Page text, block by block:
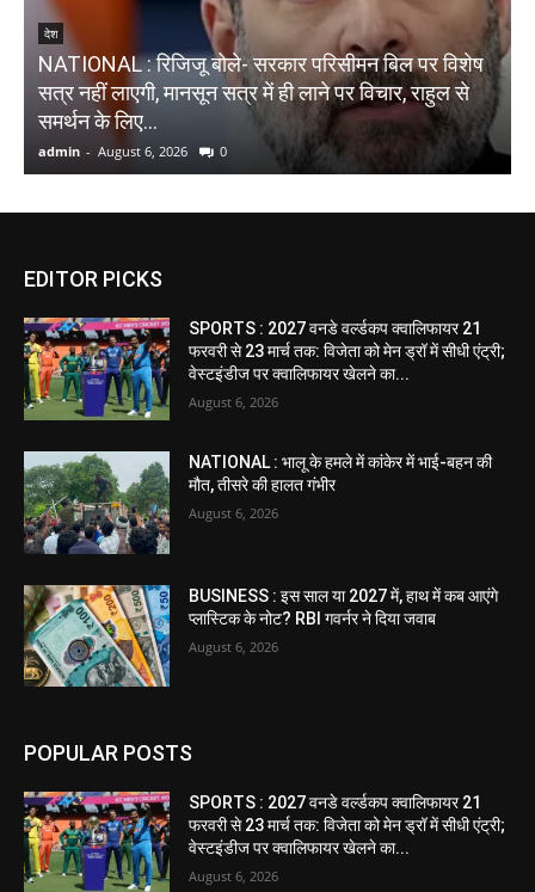
देश
NATIONAL : रिजिजू बोले- सरकार परिसीमन बिल पर विशेष
सत्र नहीं लाएगी, मानसून सत्र में ही लाने पर विचार, राहुल से
समर्थन के लिए...
admin - August 6, 2026 0
EDITOR PICKS
SPORTS : 2027 वनडे वर्ल्डकप क्वालिफायर 21
फरवरी से 23 मार्च तक: विजेता को मेन ड्रॉ में सीधी एंट्री;
वेस्टइंडीज पर क्वालिफायर खेलने का...
August 6, 2026
NATIONAL : भालू के हमले में कांकेर में भाई-बहन की
मौत, तीसरे की हालत गंभीर
August 6, 2026
BUSINESS : इस साल या 2027 में, हाथ में कब आएंगे
प्लास्टिक के नोट? RBI गवर्नर ने दिया जवाब
August 6, 2026
POPULAR POSTS
SPORTS : 2027 वनडे वर्ल्डकप क्वालिफायर 21
फरवरी से 23 मार्च तक: विजेता को मेन ड्रॉ में सीधी एंट्री;
वेस्टइंडीज पर क्वालिफायर खेलने का...
August 6, 2026